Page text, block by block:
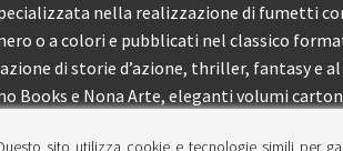
nella realizzazione di fumetti
o a colori e pubblicati nel classico
di storie d’azione, thriller, fantasy e
Books e Nona Arte, eleganti volumi
sito utilizza cookie e tecnologie simili per